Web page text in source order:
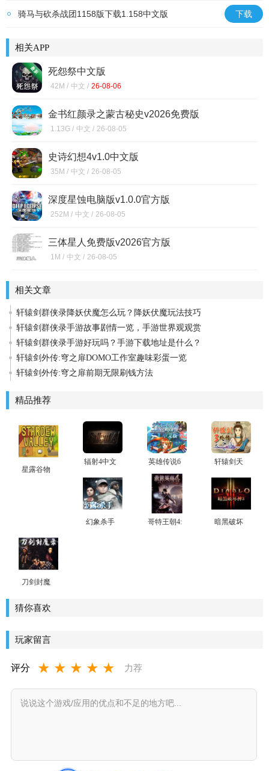
骑马与砍杀战团1158版下载1.158中文版 下载
相关APP
死怨祭中文版
42M / 中文 / 26-08-06
金书红颜录之蒙古秘史v2026免费版
1.13G / 中文 / 26-08-05
史诗幻想4v1.0中文版
35M / 中文 / 26-08-05
深度星蚀电脑版v1.0.0官方版
252M / 中文 / 26-08-05
三体星人免费版v2026官方版
1M / 中文 / 26-08-05
相关文章
轩辕剑群侠录降妖伏魔怎么玩？降妖伏魔玩法技巧
轩辕剑群侠录手游故事剧情一览，手游世界观观赏
轩辕剑群侠录手游好玩吗？手游下载地址是什么？
轩辕剑外传:穹之扉DOMO工作室趣味彩蛋一览
轩辕剑外传:穹之扉前期无限刷钱方法
精品推荐
星露谷物
辐射4中文
脑版
英雄传说6
空之轨迹fc
中文版下
载电脑版
轩辕剑天
版
幻象杀手
哥特王朝4:
暗黑破坏
刀剑封魔
猜你喜欢
玩家留言
评分 ★ ★ ★ ★ ★ 力荐